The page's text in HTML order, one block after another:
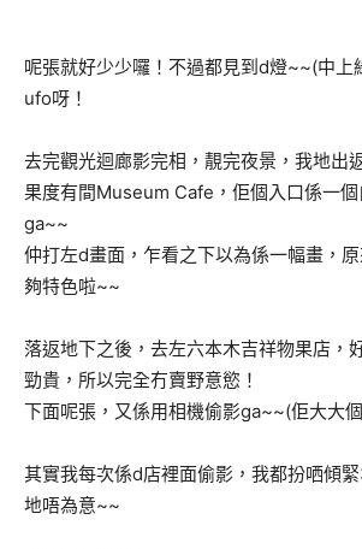
呢張就好少少囉！不過都見到d燈~~(中上
ufo呀！
去完觀光迴廊影完相，靚完夜景，我地出
果度有間Museum Cafe，佢個入口係一
ga~~
仲打左d畫面，乍看之下以為係一幅畫，
夠特色啦~~
落返地下之後，去左六本木吉祥物果店，
勁貴，所以完全冇賣野意慾！
下面呢張，又係用相機偷影ga~~(佢大大
其實我每次係d店裡面偷影，我都扮哂傾
地唔為意~~